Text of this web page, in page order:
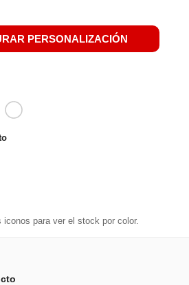
PERSONALIZACIÓN
para ver el stock por color.